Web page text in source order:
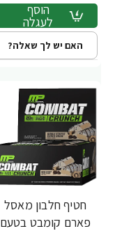
הוסף
לעגלה
האם יש לך שאלה?
חטיף חלבון מאסל
פארם קומבט בטעם